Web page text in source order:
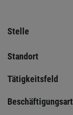
Stelle
Standort
Tätigkeitsfeld
Beschäftigungsart